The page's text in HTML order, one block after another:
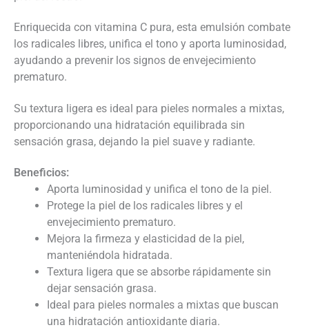
Enriquecida con vitamina C pura, esta emulsión combate
los radicales libres, unifica el tono y aporta luminosidad,
ayudando a prevenir los signos de envejecimiento
prematuro.
Su textura ligera es ideal para pieles normales a mixtas,
proporcionando una hidratación equilibrada sin
sensación grasa, dejando la piel suave y radiante.
Beneficios:
Aporta luminosidad y unifica el tono de la piel.
Protege la piel de los radicales libres y el
envejecimiento prematuro.
Mejora la firmeza y elasticidad de la piel,
manteniéndola hidratada.
Textura ligera que se absorbe rápidamente sin
dejar sensación grasa.
Ideal para pieles normales a mixtas que buscan
una hidratación antioxidante diaria.